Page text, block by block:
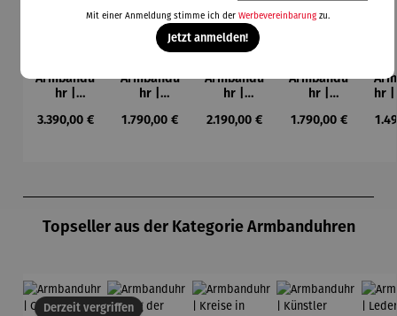
Armbandu
hr |
AVUS
Regulärer Preis:
3.390,00 €
Armbandu
hr |
C.
Regulärer Preis:
1.790,00 €
Armbandu
hr |
Taifun
Regulärer Preis:
2.190,00 €
Armbandu
hr |
Tegel
Regulärer Preis:
1.790,00 €
hr
Topseller aus der Kategorie Armbanduhren
Derzeit vergriffen
Mit einer Anmeldung stimme ich der Werbevereinbarungzu.
Jetzt anmelden!